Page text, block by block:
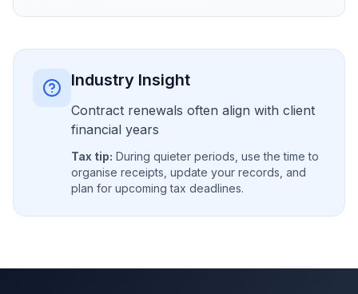
Industry Insight
Contract renewals often align with client
financial years
Tax tip: During quieter periods, use the time to
organise receipts, update your records, and
plan for upcoming tax deadlines.